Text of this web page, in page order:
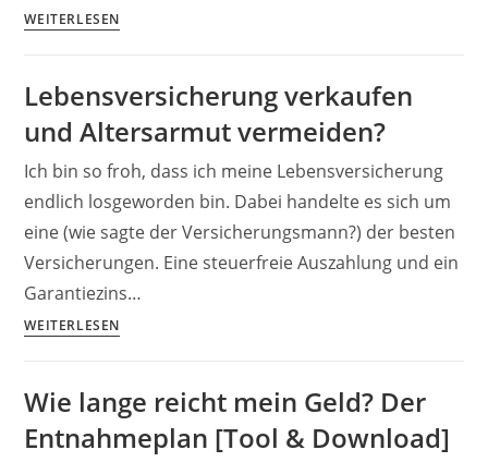
WEITERLESEN
5.000
Euro
Geld
investierten
bis
500.000€
💸
Lebensversicherung verkaufen
und Altersarmut vermeiden?
Ich bin so froh, dass ich meine Lebensversicherung
endlich losgeworden bin. Dabei handelte es sich um
eine (wie sagte der Versicherungsmann?) der besten
Versicherungen. Eine steuerfreie Auszahlung und ein
Garantiezins…
WEITERLESEN
Altersarmut
vermeiden?
Wie lange reicht mein Geld? Der
Entnahmeplan [Tool & Download]